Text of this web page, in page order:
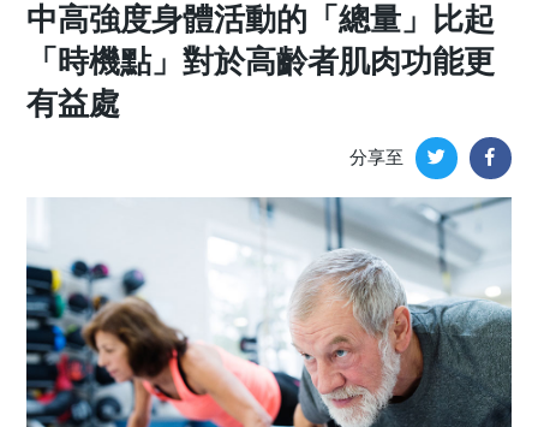
中高強度身體活動的「總量」比起
「時機點」對於高齡者肌肉功能更
有益處
分享至